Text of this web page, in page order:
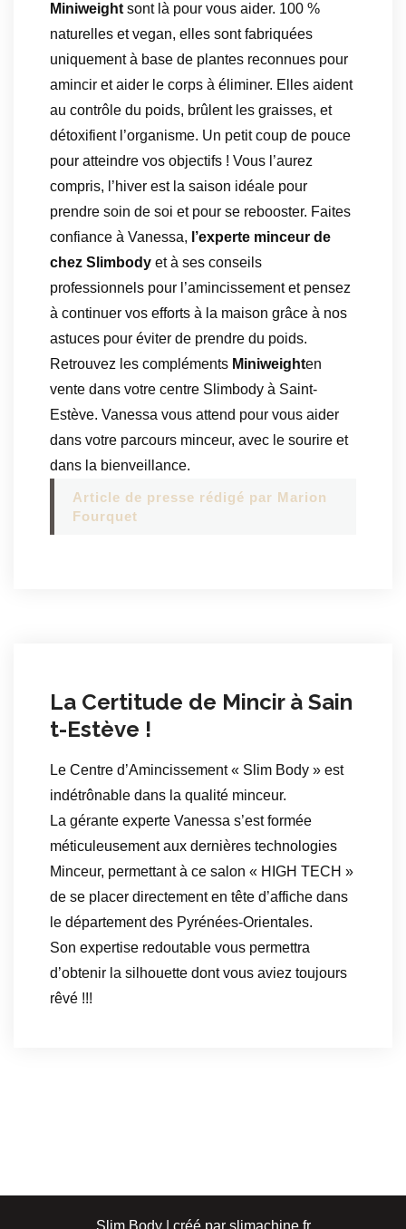
Miniweight sont là pour vous aider. 100 %
naturelles et vegan, elles sont fabriquées
uniquement à base de plantes reconnues pour
amincir et aider le corps à éliminer. Elles aident
au contrôle du poids, brûlent les graisses, et
détoxifient l’organisme. Un petit coup de pouce
pour atteindre vos objectifs ! Vous l’aurez
compris, l’hiver est la saison idéale pour
prendre soin de soi et pour se rebooster. Faites
confiance à Vanessa, l’experte minceur de
chez Slimbody et à ses conseils
professionnels pour l’amincissement et pensez
à continuer vos efforts à la maison grâce à nos
astuces pour éviter de prendre du poids.
Retrouvez les compléments Miniweighten
vente dans votre centre Slimbody à Saint-
Estève. Vanessa vous attend pour vous aider
dans votre parcours minceur, avec le sourire et
dans la bienveillance.
Article de presse rédigé par Marion
Fourquet
La Certitude de Mincir à Sain
t-Estève !
Le Centre d’Amincissement « Slim Body » est
indétrônable dans la qualité minceur.
La gérante experte Vanessa s’est formée
méticuleusement aux dernières technologies
Minceur, permettant à ce salon « HIGH TECH »
de se placer directement en tête d’affiche dans
le département des Pyrénées-Orientales.
Son expertise redoutable vous permettra
d’obtenir la silhouette dont vous aviez toujours
rêvé !!!